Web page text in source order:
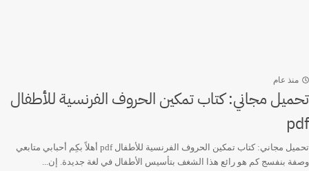
منذ عام
تحميل مجاني: كتاب تمكين الحروف الفرنسية للأطفال
pdf
تحميل مجاني: كتاب تمكين الحروف الفرنسية للأطفال pdf أهلاً بكِم أحبابي متابعي
وصفة بنفسج كم هو رائع هذا الشغف بتأسيس الأطفال في لغة جديدة. إن...